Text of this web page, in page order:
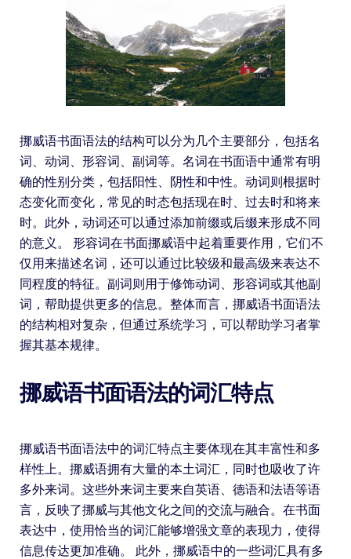
挪威语书面语法的结构可以分为几个主要部分，包括名
词、动词、形容词、副词等。名词在书面语中通常有明
确的性别分类，包括阳性、阴性和中性。动词则根据时
态变化而变化，常见的时态包括现在时、过去时和将来
时。此外，动词还可以通过添加前缀或后缀来形成不同
的意义。 形容词在书面挪威语中起着重要作用，它们不
仅用来描述名词，还可以通过比较级和最高级来表达不
同程度的特征。副词则用于修饰动词、形容词或其他副
词，帮助提供更多的信息。整体而言，挪威语书面语法
的结构相对复杂，但通过系统学习，可以帮助学习者掌
握其基本规律。
挪威语书面语法的词汇特点
挪威语书面语法中的词汇特点主要体现在其丰富性和多
样性上。挪威语拥有大量的本土词汇，同时也吸收了许
多外来词。这些外来词主要来自英语、德语和法语等语
言，反映了挪威与其他文化之间的交流与融合。在书面
表达中，使用恰当的词汇能够增强文章的表现力，使得
信息传达更加准确。 此外，挪威语中的一些词汇具有多